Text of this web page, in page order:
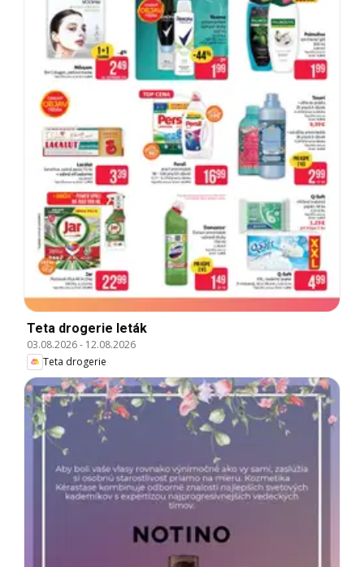
Teta drogerie leták
03.08.2026- 12.08.2026
Teta drogerie